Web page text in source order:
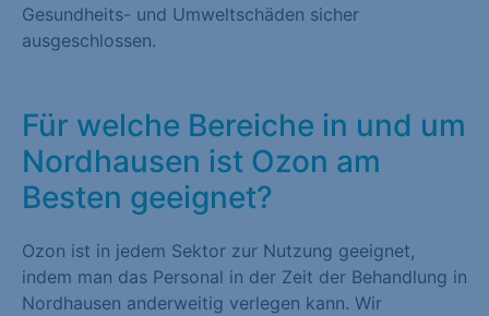
Gesundheits- und Umweltschäden sicher
ausgeschlossen.
Für welche Bereiche in und um
Nordhausen ist Ozon am
Besten geeignet?
Ozon ist in jedem Sektor zur Nutzung geeignet,
indem man das Personal in der Zeit der Behandlung in
Nordhausen anderweitig verlegen kann. Wir